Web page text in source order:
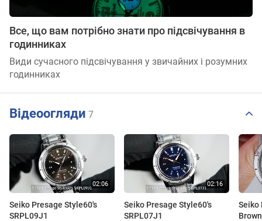
Все, що вам потрібно знати про підсвічування в
годинниках
Види сучасного підсвічування у звичайних і розумних
годинниках
Відеоогляди 7
Seiko Presage Style60's
SRPL09J1
Seiko Presage Style60's
SRPL07J1
Seiko